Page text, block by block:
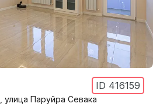
ID 416159
улица Паруйра Севака